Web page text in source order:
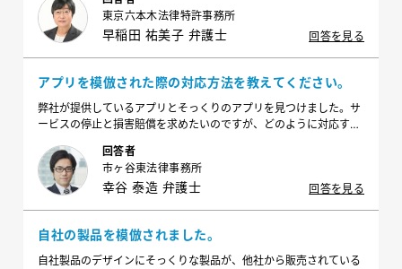
うか。
東京六本木法律特許事務所
早稲田 祐美子 弁護士 回答を見る
アプリを模倣された際の対応方法を教えてください。
弊社が提供しているアプリとそっくりのアプリを見つけました。サ
ービスの停止と損害賠償を求めたいのですが、どのように対応すれ
てください。 回答者
市ヶ谷東法律事務所
幸谷 泰造 弁護士 回答を見る
自社の製品を模倣されました。
自社製品のデザインにそっくりな製品が、他社から販売されている